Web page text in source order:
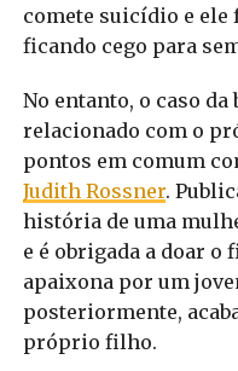
comete suicídio e
ficando cego para
No entanto, o caso
relacionado com o
pontos em comum
Judith Rossner.
história de uma
e é obrigada a doar o
apaixona por um
posteriormente,
próprio filho.